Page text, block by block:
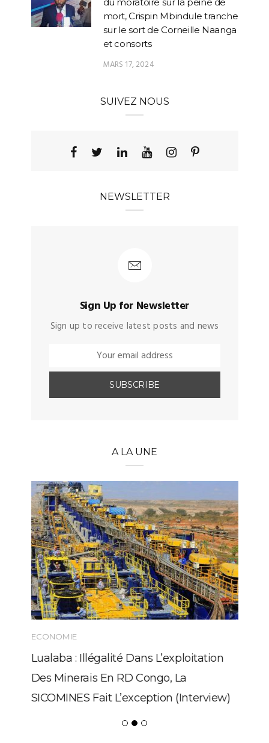
mort, Crispin Mbindule tranche
sur le sort de Corneille Naanga
et consorts
MARS 17, 2024
SUIVEZ NOUS
NEWSLETTER
Sign Up for Newsletter
Sign up to receive latest posts and news
A LA UNE
ECONOMIE
Lualaba : Illégalité Dans L’exploitation
Des Minerais En RD Congo, La
SICOMINES Fait L’exception (Interview)